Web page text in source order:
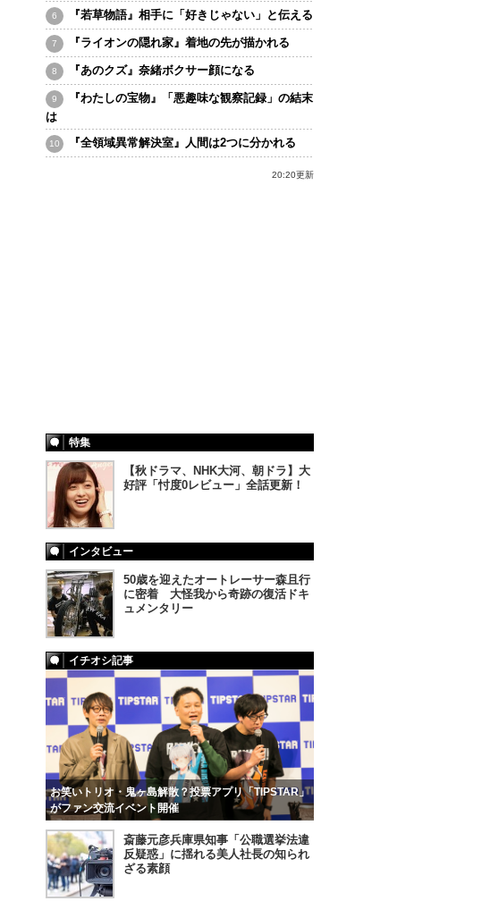
『若草物語』相手に「好きじゃない」と伝える
『ライオンの隠れ家』着地の先が描かれる
『あのクズ』奈緒ボクサー顔になる
『わたしの宝物』「悪趣味な観察記録」の結末
は
『全領域異常解決室』人間は2つに分かれる
20:20更新
特集
【秋ドラマ、NHK大河、朝ドラ】大
好評「忖度0レビュー」全話更新！
インタビュー
50歳を迎えたオートレーサー森且行
に密着 大怪我から奇跡の復活ドキ
ュメンタリー
イチオシ記事
お笑いトリオ・鬼ヶ島解散？投票アプリ「TIPSTAR」
がファン交流イベント開催
斎藤元彦兵庫県知事「公職選挙法違
反疑惑」に揺れる美人社長の知られ
ざる素顔